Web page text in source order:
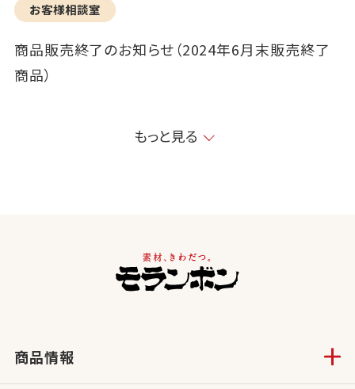
お客様相談室
商品販売終了のお知らせ（2024年6月末販売終了
商品）
もっと見る
商品情報